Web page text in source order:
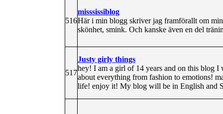
516
misssissiblog
Här i min blogg skriver jag framförallt om
skönhet, smink. Och kanske även en del
517
Justy girly things
hey! I am a girl of 14 years and on this blog
about everything from fashion to emotions!
life! enjoy it! My blog will be in English and